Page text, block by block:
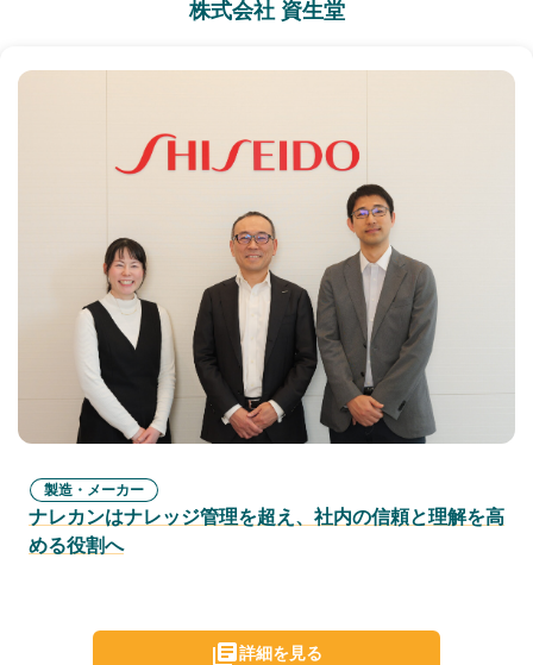
株式会社 資生堂
製造・メーカー
ナレカンはナレッジ管理を超え、社内の信頼と理解を高
める役割へ
詳細を見る